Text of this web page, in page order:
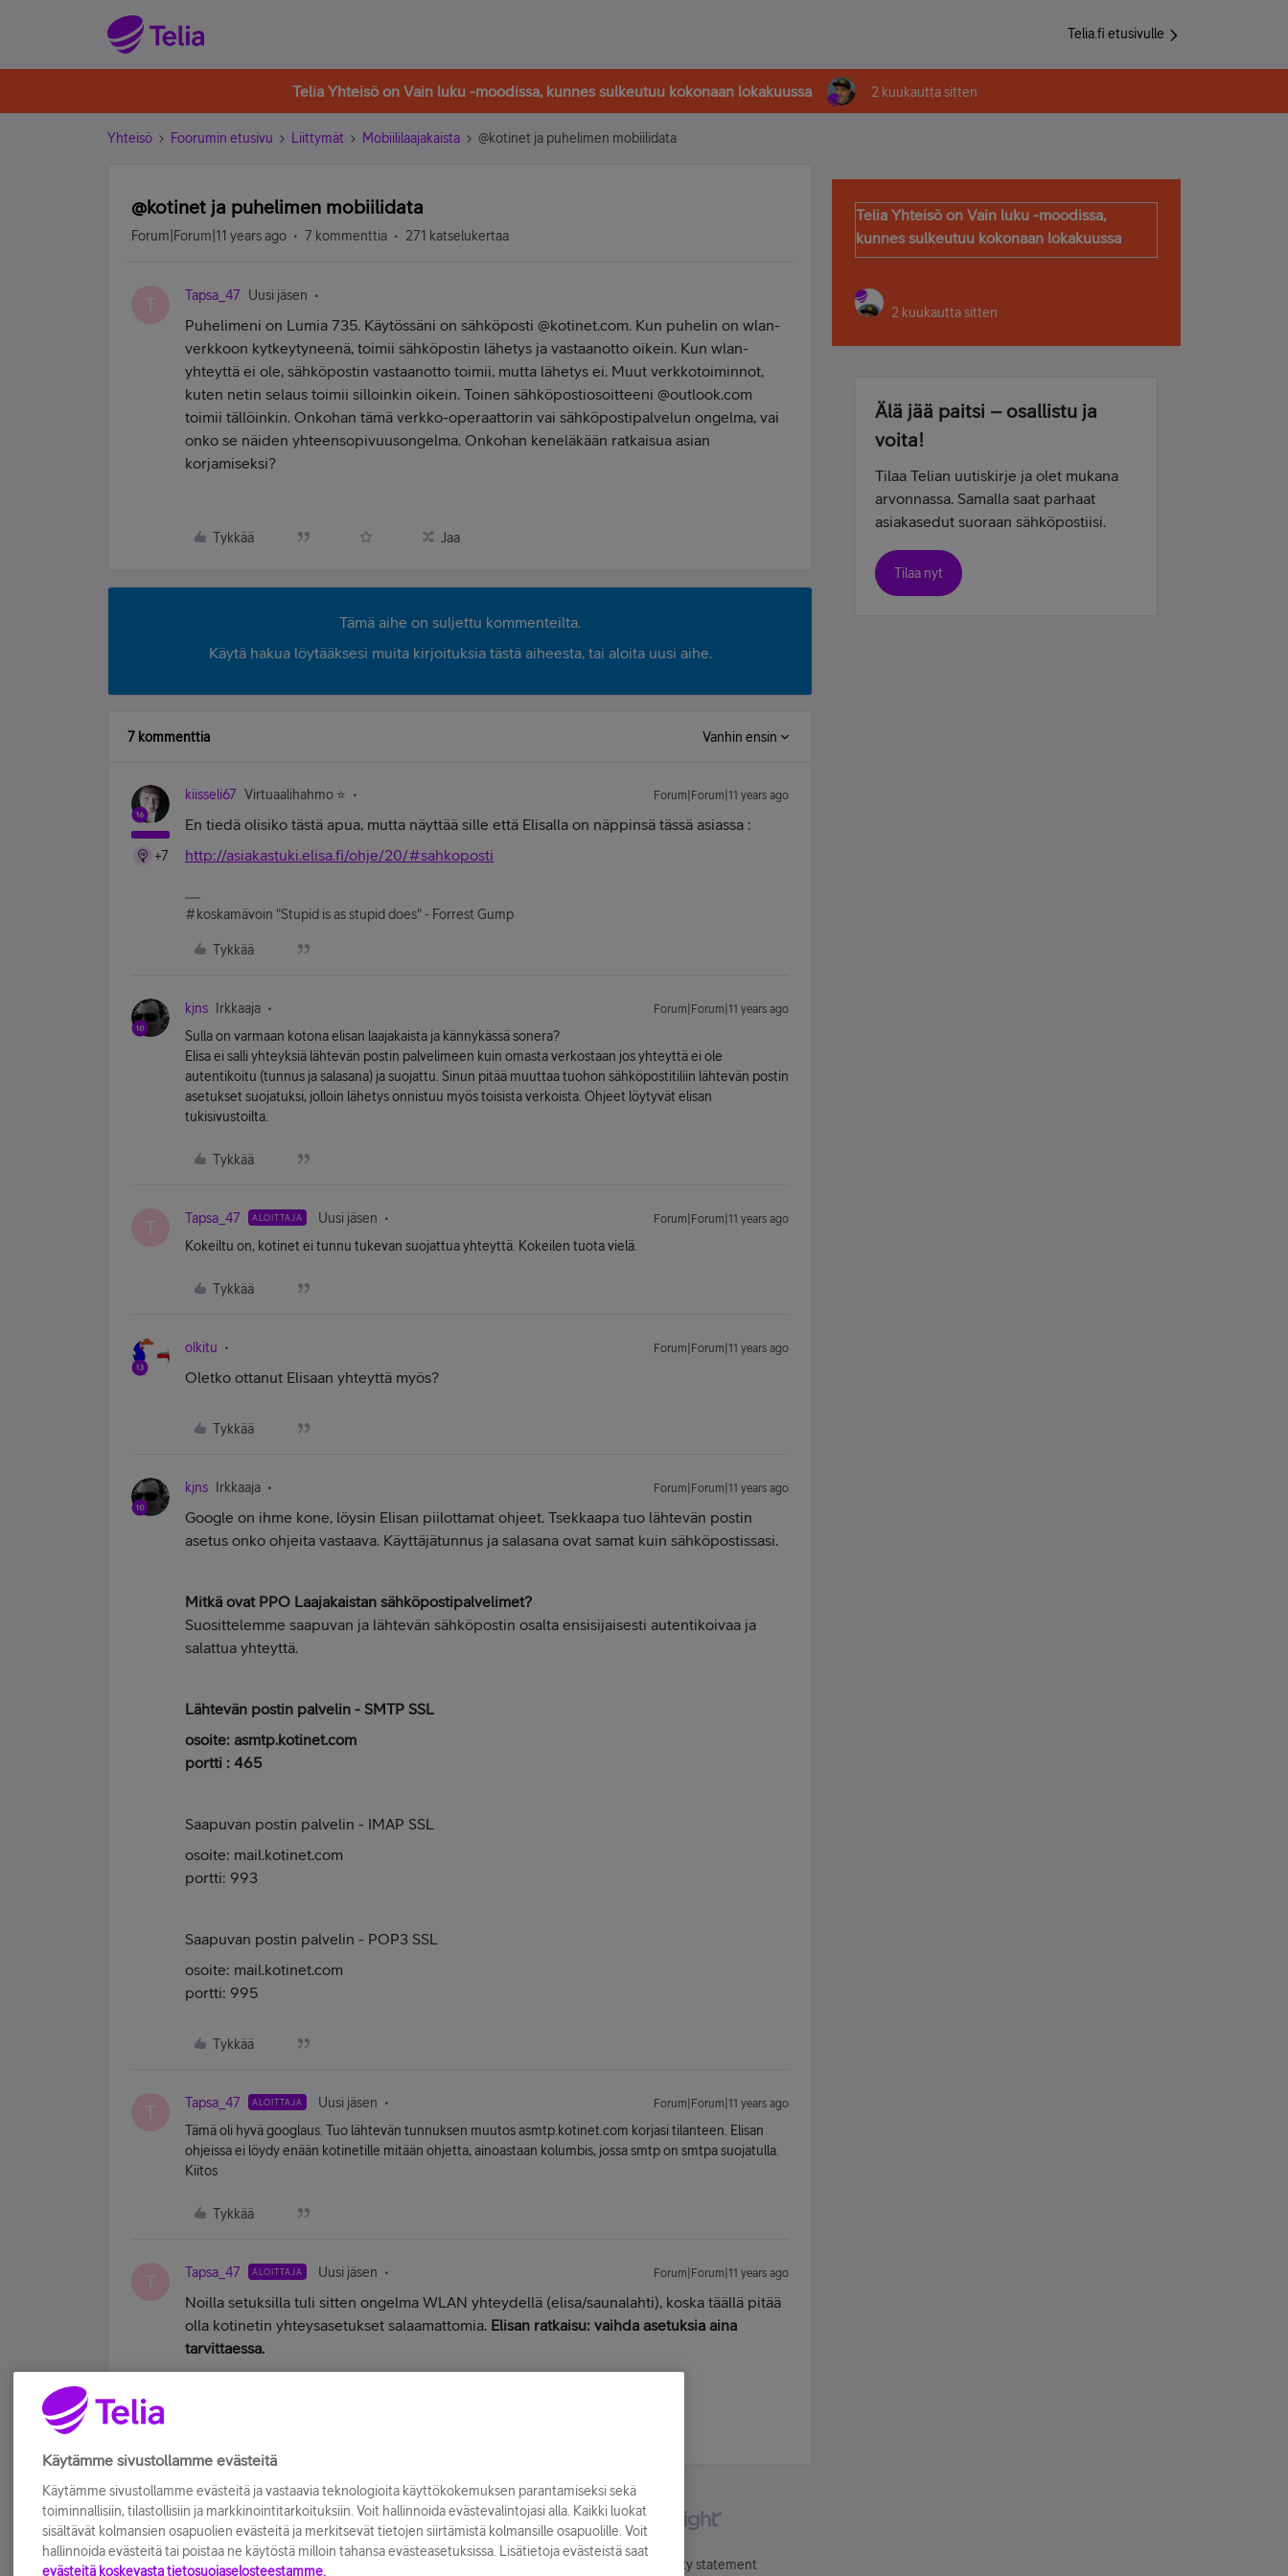
Telia.fi etusivulle
Telia Yhteisö on Vain luku -moodissa, kunnes sulkeutuu kokonaan lokakuussa 2 kuukautta sitten
Yhteisö Foorumin etusivu Liittymät Mobiililaajakaista @kotinet ja puhelimen mobiilidata
@kotinet ja puhelimen mobiilidata
Forum|Forum|11 years ago 7 kommenttia 271 katselukertaa
T Tapsa_47 Uusi jäsen
Puhelimeni on Lumia 735. Käytössäni on sähköposti @kotinet.com. Kun puhelin on wlan-
verkkoon kytkeytyneenä, toimii sähköpostin lähetys ja vastaanotto oikein. Kun wlan-
yhteyttä ei ole, sähköpostin vastaanotto toimii, mutta lähetys ei. Muut verkkotoiminnot,
kuten netin selaus toimii silloinkin oikein. Toinen sähköpostiosoitteeni @outlook.com
toimii tällöinkin. Onkohan tämä verkko-operaattorin vai sähköpostipalvelun ongelma, vai
onko se näiden yhteensopivuusongelma. Onkohan keneläkään ratkaisua asian
korjamiseksi?
Tykkää Jaa
Tämä aihe on suljettu kommenteilta.
Käytä hakua löytääksesi muita kirjoituksia tästä aiheesta, tai aloita uusi aihe.
7 kommenttia Vanhin ensin
+7
kiisseli67 Virtuaalihahmo ⭐️ Forum|Forum|11 years ago
En tiedä olisiko tästä apua, mutta näyttää sille että Elisalla on näppinsä tässä asiassa :
http://asiakastuki.elisa.fi/ohje/20/#sahkoposti
#koskamävoin "Stupid is as stupid does" - Forrest Gump
Tykkää
kjns Irkkaaja Forum|Forum|11 years ago
Sulla on varmaan kotona elisan laajakaista ja kännykässä sonera?
Elisa ei salli yhteyksiä lähtevän postin palvelimeen kuin omasta verkostaan jos yhteyttä ei ole
autentikoitu (tunnus ja salasana) ja suojattu. Sinun pitää muuttaa tuohon sähköpostitiliin lähtevän postin
asetukset suojatuksi, jolloin lähetys onnistuu myös toisista verkoista. Ohjeet löytyvät elisan
tukisivustoilta.
Tykkää
T Tapsa_47 ALOITTAJA Uusi jäsen Forum|Forum|11 years ago
Kokeiltu on, kotinet ei tunnu tukevan suojattua yhteyttä. Kokeilen tuota vielä.
Tykkää
olkitu Forum|Forum|11 years ago
Oletko ottanut Elisaan yhteyttä myös?
Tykkää
kjns Irkkaaja Forum|Forum|11 years ago
Google on ihme kone, löysin Elisan piilottamat ohjeet. Tsekkaapa tuo lähtevän postin
asetus onko ohjeita vastaava. Käyttäjätunnus ja salasana ovat samat kuin sähköpostissasi.
Mitkä ovat PPO Laajakaistan sähköpostipalvelimet?
Suosittelemme saapuvan ja lähtevän sähköpostin osalta ensisijaisesti autentikoivaa ja
salattua yhteyttä.
Lähtevän postin palvelin - SMTP SSL
osoite: asmtp.kotinet.com
portti : 465
Saapuvan postin palvelin - IMAP SSL
osoite: mail.kotinet.com
portti: 993
Saapuvan postin palvelin - POP3 SSL
osoite: mail.kotinet.com
portti: 995
Tykkää
T Tapsa_47 ALOITTAJA Uusi jäsen Forum|Forum|11 years ago
Tämä oli hyvä googlaus. Tuo lähtevän tunnuksen muutos asmtp.kotinet.com korjasi tilanteen. Elisan
ohjeissa ei löydy enään kotinetille mitään ohjetta, ainoastaan kolumbis, jossa smtp on smtpa suojatulla.
Kiitos
Tykkää
T Tapsa_47 ALOITTAJA Uusi jäsen Forum|Forum|11 years ago
Noilla setuksilla tuli sitten ongelma WLAN yhteydellä (elisa/saunalahti), koska täällä pitää
olla kotinetin yhteysasetukset salaamattomia. Elisan ratkaisu: vaihda asetuksia aina
tarvittaessa.
Telia Yhteisö on Vain luku -moodissa,
kunnes sulkeutuu kokonaan lokakuussa
2 kuukautta sitten
Älä jää paitsi – osallistu ja
voita!
Tilaa Telian uutiskirje ja olet mukana
arvonnassa. Samalla saat parhaat
asiakasedut suoraan sähköpostiisi.
Tilaa nyt
Accessibility statement
Käytämme sivustollamme evästeitä
Käytämme sivustollamme evästeitä ja vastaavia teknologioita käyttökokemuksen parantamiseksi sekä
toiminnallisiin, tilastollisiin ja markkinointitarkoituksiin. Voit hallinnoida evästevalintojasi alla. Kaikki luokat
sisältävät kolmansien osapuolien evästeitä ja merkitsevät tietojen siirtämistä kolmansille osapuolille. Voit
hallinnoida evästeitä tai poistaa ne käytöstä milloin tahansa evästeasetuksissa. Lisätietoja evästeistä saat
evästeitä koskevasta tietosuojaselosteestamme.